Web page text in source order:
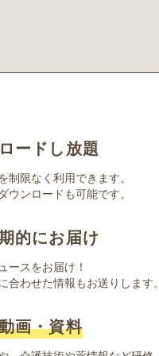
ードし放題
制限なく利用できます。
ウンロードも可能です。
的にお届け
ースをお届け！
合わせた情報もお送りします。
画・資料